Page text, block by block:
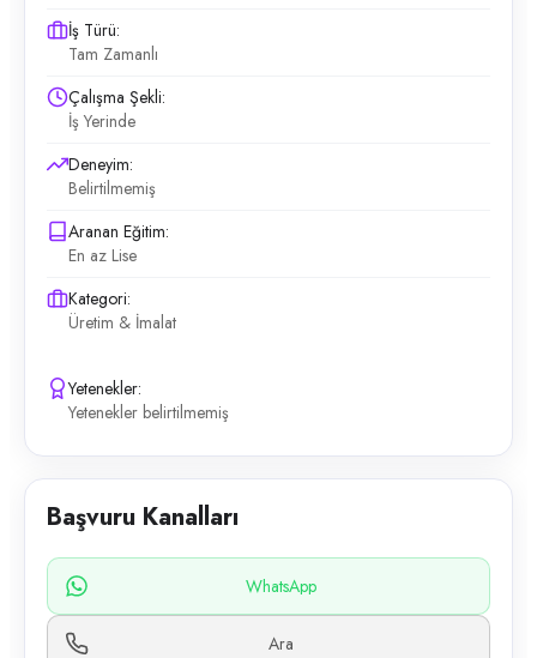
İş Türü:
Tam Zamanlı
Çalışma Şekli:
İş Yerinde
Deneyim:
Belirtilmemiş
Aranan Eğitim:
En az Lise
Kategori:
Üretim & İmalat
Yetenekler:
Yetenekler belirtilmemiş
Başvuru Kanalları
WhatsApp
Ara